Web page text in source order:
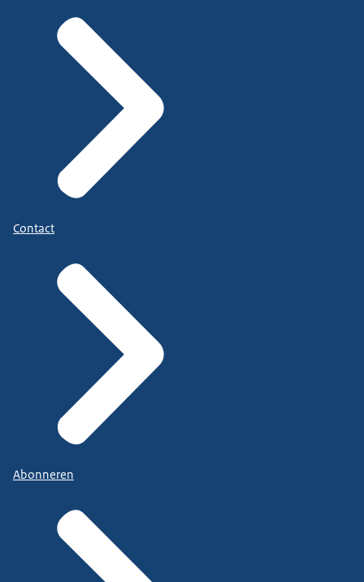
Contact
Abonneren